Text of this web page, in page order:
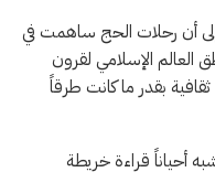
أن رحلات الحج ساهمت في
العالم الإسلامي لقرون
بقدر ما كانت طرقاً
أحياناً قراءة خريطة